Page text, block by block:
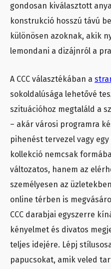
gondosan kiválasztott
konstrukció hosszú távú
különösen azoknak, akik
lemondani a dizájnról a
A CCC választékában a
sokoldalúsága lehetővé
szituációhoz megtaláld a
– akár városi programra
pihenést tervezel vagy egy
kollekció nemcsak
változatos, hanem az
személyesen az
online térben is
CCC darabjai egyszerre
kényelmet és divatos
teljes idejére. Lépj
papucsokat, amik veled